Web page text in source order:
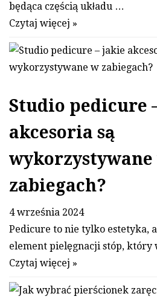
będąca częścią układu …
Czytaj więcej »
Studio pedicure
akcesoria są
wykorzystywane
zabiegach?
4 września 2024
Pedicure to nie tylko estetyka,
element pielęgnacji stóp, który
Czytaj więcej »